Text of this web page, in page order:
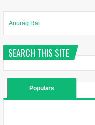
Anurag Rai
SEARCH THIS SITE
Populars